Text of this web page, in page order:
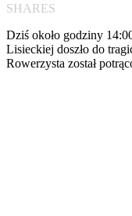
SHARES
Dziś około godziny
Lisieckiej doszło do
Rowerzysta został